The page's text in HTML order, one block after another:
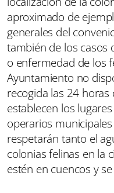
aproximado de
generales del
también de los casos
o enfermedad de los
Ayuntamiento no
recogida las 24
establecen los
operarios
respetarán tanto el
colonias felinas en la
estén en cuencos y